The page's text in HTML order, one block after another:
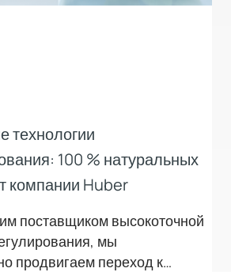
технологии
100 % натуральных
компании Huber
поставщиком высокоточной
мы
продвигаем переход к